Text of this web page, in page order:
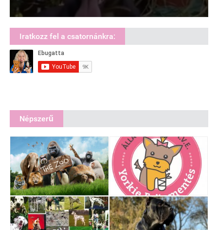
Iratkozz fel a csatornánkra:
Népszerű